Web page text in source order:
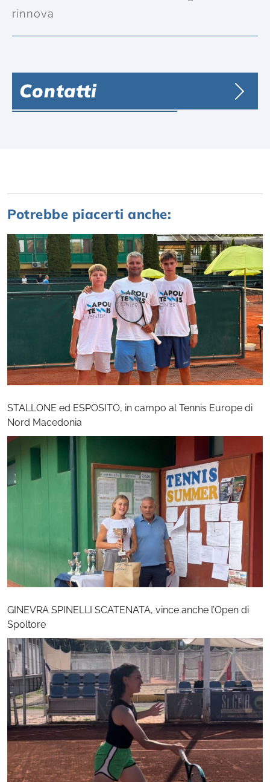
rinnova
Contatti
Potrebbe piacerti anche:
STALLONE ed ESPOSITO, in campo al Tennis Europe di
Nord Macedonia
GINEVRA SPINELLI SCATENATA, vince anche l’Open di
Spoltore